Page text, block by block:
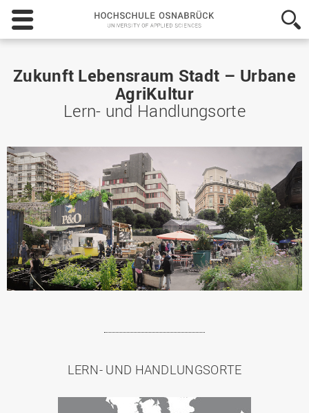
Hochschule
Osnabrück
-
of
Applied
Zukunft Lebensraum Stadt – Urbane
AgriKultur
Lern- und Handlungsorte
LERN- UND HANDLUNGSORTE